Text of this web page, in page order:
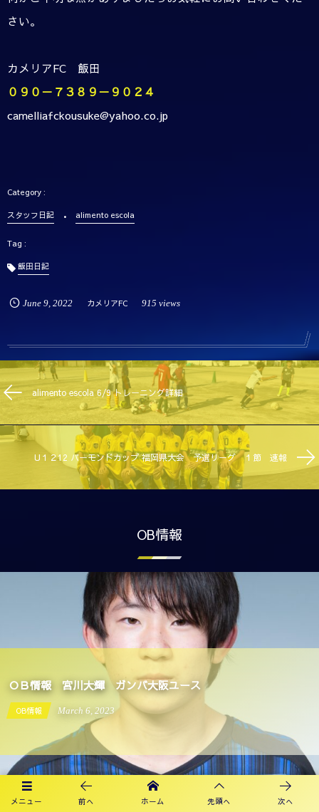
さい。
カメリアFC 飯田
０９０－７３８９－９０２４
camelliafckousuke@yahoo.co.jp
スタッフ日記 alimento escola
飯田日記
June 9, 2022 カメリアFC 915 views
alimento escola 6/9 トレーニング詳細
U１２12 バーモンドカップ 福岡県大会 予選リーグ １節 速報
OB情報
OB情報 宮川大輝 ガンバ大阪ユース
OB情報 September 19 2022
メニュー 前へ ホーム 先頭へ 次へ